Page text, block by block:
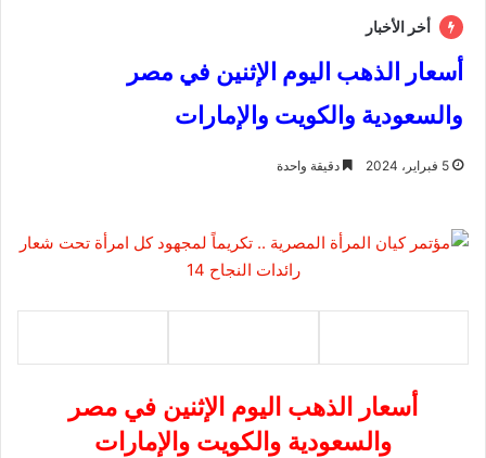
أخر الأخبار
أسعار الذهب اليوم الإثنين في مصر
والسعودية والكويت والإمارات
5 فبراير، 2024 دقيقة واحدة
أسعار الذهب اليوم الإثنين في مصر
والسعودية والكويت والإمارات